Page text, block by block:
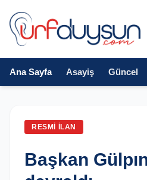
Ana Sayfa Asayiş Güncel
RESMI İLAN
Başkan